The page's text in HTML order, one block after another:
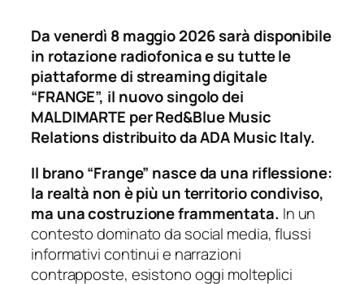
Da venerdì 8 maggio 2026 sarà disponibile
in rotazione radiofonica e su tutte le
piattaforme di streaming digitale
“FRANGE”, il nuovo singolo dei
MALDIMARTE per Red&Blue Music
Relations distribuito da ADA Music Italy.
Il brano “Frange” nasce da una riflessione:
la realtà non è più un territorio condiviso,
ma una costruzione frammentata. In un
contesto dominato da social media, flussi
informativi continui e narrazioni
contrapposte, esistono oggi molteplici